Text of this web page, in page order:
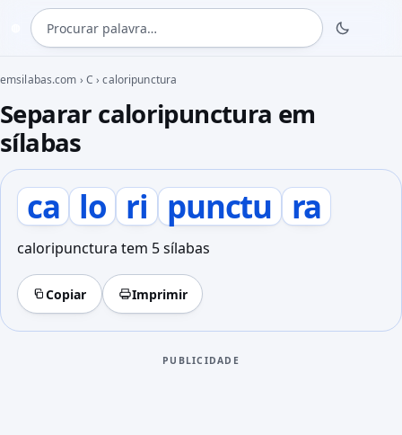
Procurar palavra
emsilabas.com › C ›caloripunctura
Separar caloripunctura em
sílabas
ca lo ri punctu ra
caloripunctura tem 5 sílabas
Copiar Imprimir
PUBLICIDADE